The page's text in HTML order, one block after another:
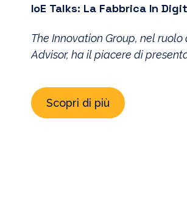
IoE Talks: La Fabbrica In
The Innovation Group, nel
Advisor, ha il piacere di
IoE talks, la serie di eventi
con l’apporto di storie,
eccezione il significato delle
Scopri di più